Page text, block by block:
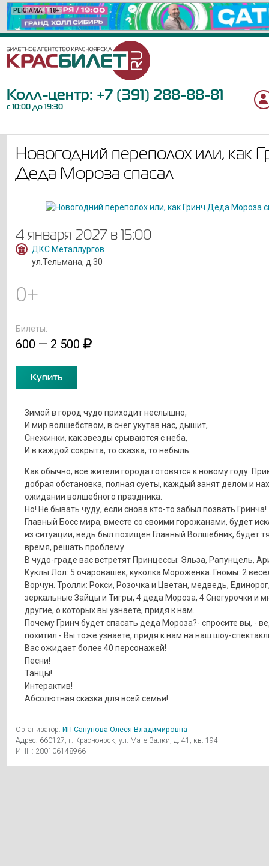
РЕКЛАМА 18+
РЕКЛАМА 6+
РЕКЛАМА 6+
РЕКЛАМА 12+
РЕКЛАМА 6+
РЕКЛАМА 12+
РЕКЛАМА 12+
РЕКЛАМА 12+
РЕКЛАМА 12+
РЕКЛАМА 18+
РЕКЛАМА 6+
РЕКЛАМА 0+
РЕКЛАМА 6+
РЕКЛАМА 12+
РЕКЛАМА 16+
РЕКЛАМА 6+
РЕКЛАМА 12+
РЕКЛАМА 12+
РЕКЛАМА 12+
РЕКЛАМА 16+
Колл-центр: +7 (391) 288-88-81
с 10:00 до 19:30
Новогодний переполох или, как
Деда Мороза спасал
4 января 2027 в 15:00
ДКС Металлургов
ул.Тельмана, д.30
0+
Билеты:
600 — 2 500
Купить
Зимой в город чудо приходит неслышно,
И мир волшебством, в снег укутав нас, дышит,
Снежинки, как звезды срываются с неба,
И в каждой сокрыта, то сказка, то небыль.
Как обычно, все жители города готовятся к новому году.
добрая обстановка, полная суеты, каждый занят делом и
ожидании волшебного праздника.
Но! Не бывать чуду, если снова кто-то забыл позвать Гринча!
Главный Босс мира, вместе со своими горожанами, будет
из ситуации, ведь был похищен Главный Волшебник, будет
время, решать проблему.
В чудо-граде вас встретят Принцессы: Эльза, Рапунцель,
Куклы Лол: 5 очаровашек, куколка Мороженка. Гномы: 2
Ворчун. Тролли: Рокси, Розочка и Цветан, медведь,
зеркальные Зайцы и Тигры, 4 деда Мороза, 4 Снегурочки и
другие, о которых вы узнаете, придя к нам.
Почему Гринч будет спасать деда Мороза?- спросите вы, -
похитил.- Вы тоже узнаете, придя к нам на наш шоу-
Вас ожидает более 40 персонажей!
Песни!
Танцы!
Интерактив!
Абсолютная сказка для всей семьи!
Организатор: ИП Сапунова Олеся Владимировна
Адрес: 660127, г. Красноярск, ул. Мате Залки, д. 41, кв. 194
ИНН: 280106148966